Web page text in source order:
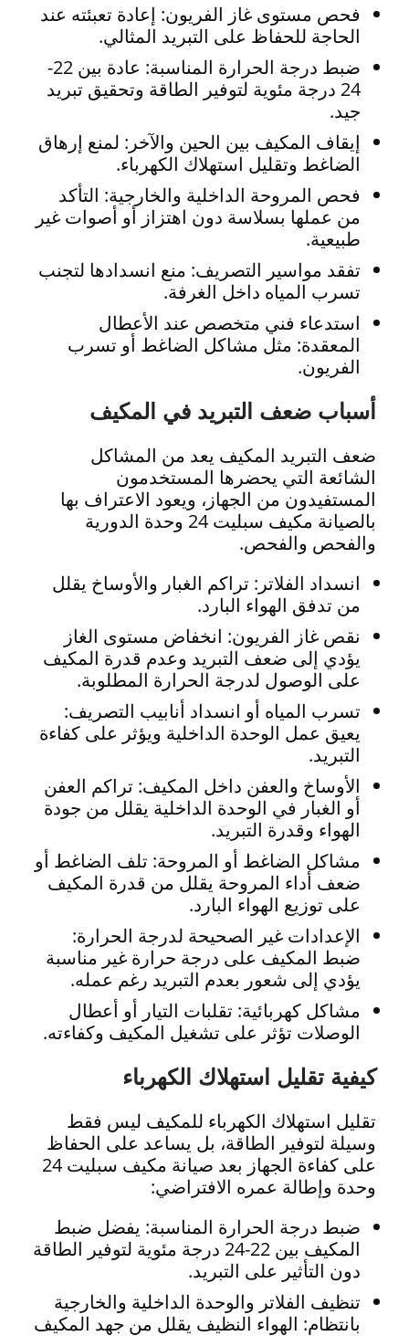
فحص مستوى غاز الفريون: إعادة تعبئته عند
الحاجة للحفاظ على التبريد المثالي.
ضبط درجة الحرارة المناسبة: عادة بين 22-
24 درجة مئوية لتوفير الطاقة وتحقيق تبريد
جيد.
إيقاف المكيف بين الحين والآخر: لمنع إرهاق
الضاغط وتقليل استهلاك الكهرباء.
فحص المروحة الداخلية والخارجية: التأكد
من عملها بسلاسة دون اهتزاز أو أصوات غير
طبيعية.
تفقد مواسير التصريف: منع انسدادها لتجنب
تسرب المياه داخل الغرفة.
استدعاء فني متخصص عند الأعطال
المعقدة: مثل مشاكل الضاغط أو تسرب
الفريون.
أسباب ضعف التبريد في المكيف
ضعف التبريد المكيف يعد من المشاكل
الشائعة التي يحضرها المستخدمون
المستفيدون من الجهاز، ويعود الاعتراف بها
بالصيانة مكيف سبليت 24 وحدة الدورية
والفحص والفحص.
انسداد الفلاتر: تراكم الغبار والأوساخ يقلل
من تدفق الهواء البارد.
نقص غاز الفريون: انخفاض مستوى الغاز
يؤدي إلى ضعف التبريد وعدم قدرة المكيف
على الوصول لدرجة الحرارة المطلوبة.
تسرب المياه أو انسداد أنابيب التصريف:
يعيق عمل الوحدة الداخلية ويؤثر على كفاءة
التبريد.
الأوساخ والعفن داخل المكيف: تراكم العفن
أو الغبار في الوحدة الداخلية يقلل من جودة
الهواء وقدرة التبريد.
مشاكل الضاغط أو المروحة: تلف الضاغط أو
ضعف أداء المروحة يقلل من قدرة المكيف
على توزيع الهواء البارد.
الإعدادات غير الصحيحة لدرجة الحرارة:
ضبط المكيف على درجة حرارة غير مناسبة
يؤدي إلى شعور بعدم التبريد رغم عمله.
مشاكل كهربائية: تقلبات التيار أو أعطال
الوصلات تؤثر على تشغيل المكيف وكفاءته.
كيفية تقليل استهلاك الكهرباء
تقليل استهلاك الكهرباء للمكيف ليس فقط
وسيلة لتوفير الطاقة، بل يساعد على الحفاظ
على كفاءة الجهاز بعد صيانة مكيف سبليت 24
وحدة وإطالة عمره الافتراضي:
ضبط درجة الحرارة المناسبة: يفضل ضبط
المكيف بين 22-24 درجة مئوية لتوفير الطاقة
دون التأثير على التبريد.
تنظيف الفلاتر والوحدة الداخلية والخارجية
بانتظام: الهواء النظيف يقلل من جهد المكيف